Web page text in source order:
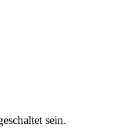
sein.